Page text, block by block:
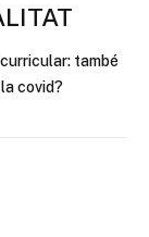
també
covid?